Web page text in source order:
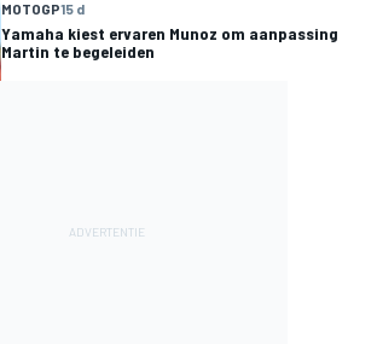
MOTOGP15 d
Yamaha kiest ervaren Munoz om aanpassing
Martin te begeleiden